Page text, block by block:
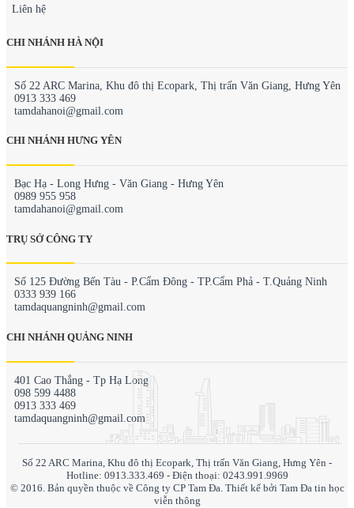
Liên hệ
CHI NHÁNH HÀ NỘI
Số 22 ARC Marina, Khu đô thị Ecopark, Thị trấn Văn Giang, Hưng Yên
0913 333 469
tamdahanoi@gmail.com
CHI NHÁNH HƯNG YÊN
Bạc Hạ - Long Hưng - Văn Giang - Hưng Yên
0989 955 958
tamdahanoi@gmail.com
TRỤ SỞ CÔNG TY
Số 125 Đường Bến Tàu - P.Cẩm Đông - TP.Cẩm Phả - T.Quảng Ninh
0333 939 166
tamdaquangninh@gmail.com
CHI NHÁNH QUẢNG NINH
401 Cao Thắng - Tp Hạ Long
098 599 4488
0913 333 469
tamdaquangninh@gmail.com
Số 22 ARC Marina, Khu đô thị Ecopark, Thị trấn Văn Giang, Hưng Yên -
Hotline: 0913.333.469 - Điện thoại: 0243.991.9969
© 2016. Bản quyền thuộc về Công ty CP Tam Đa. Thiết kế bởi Tam Đa tin học
viễn thông